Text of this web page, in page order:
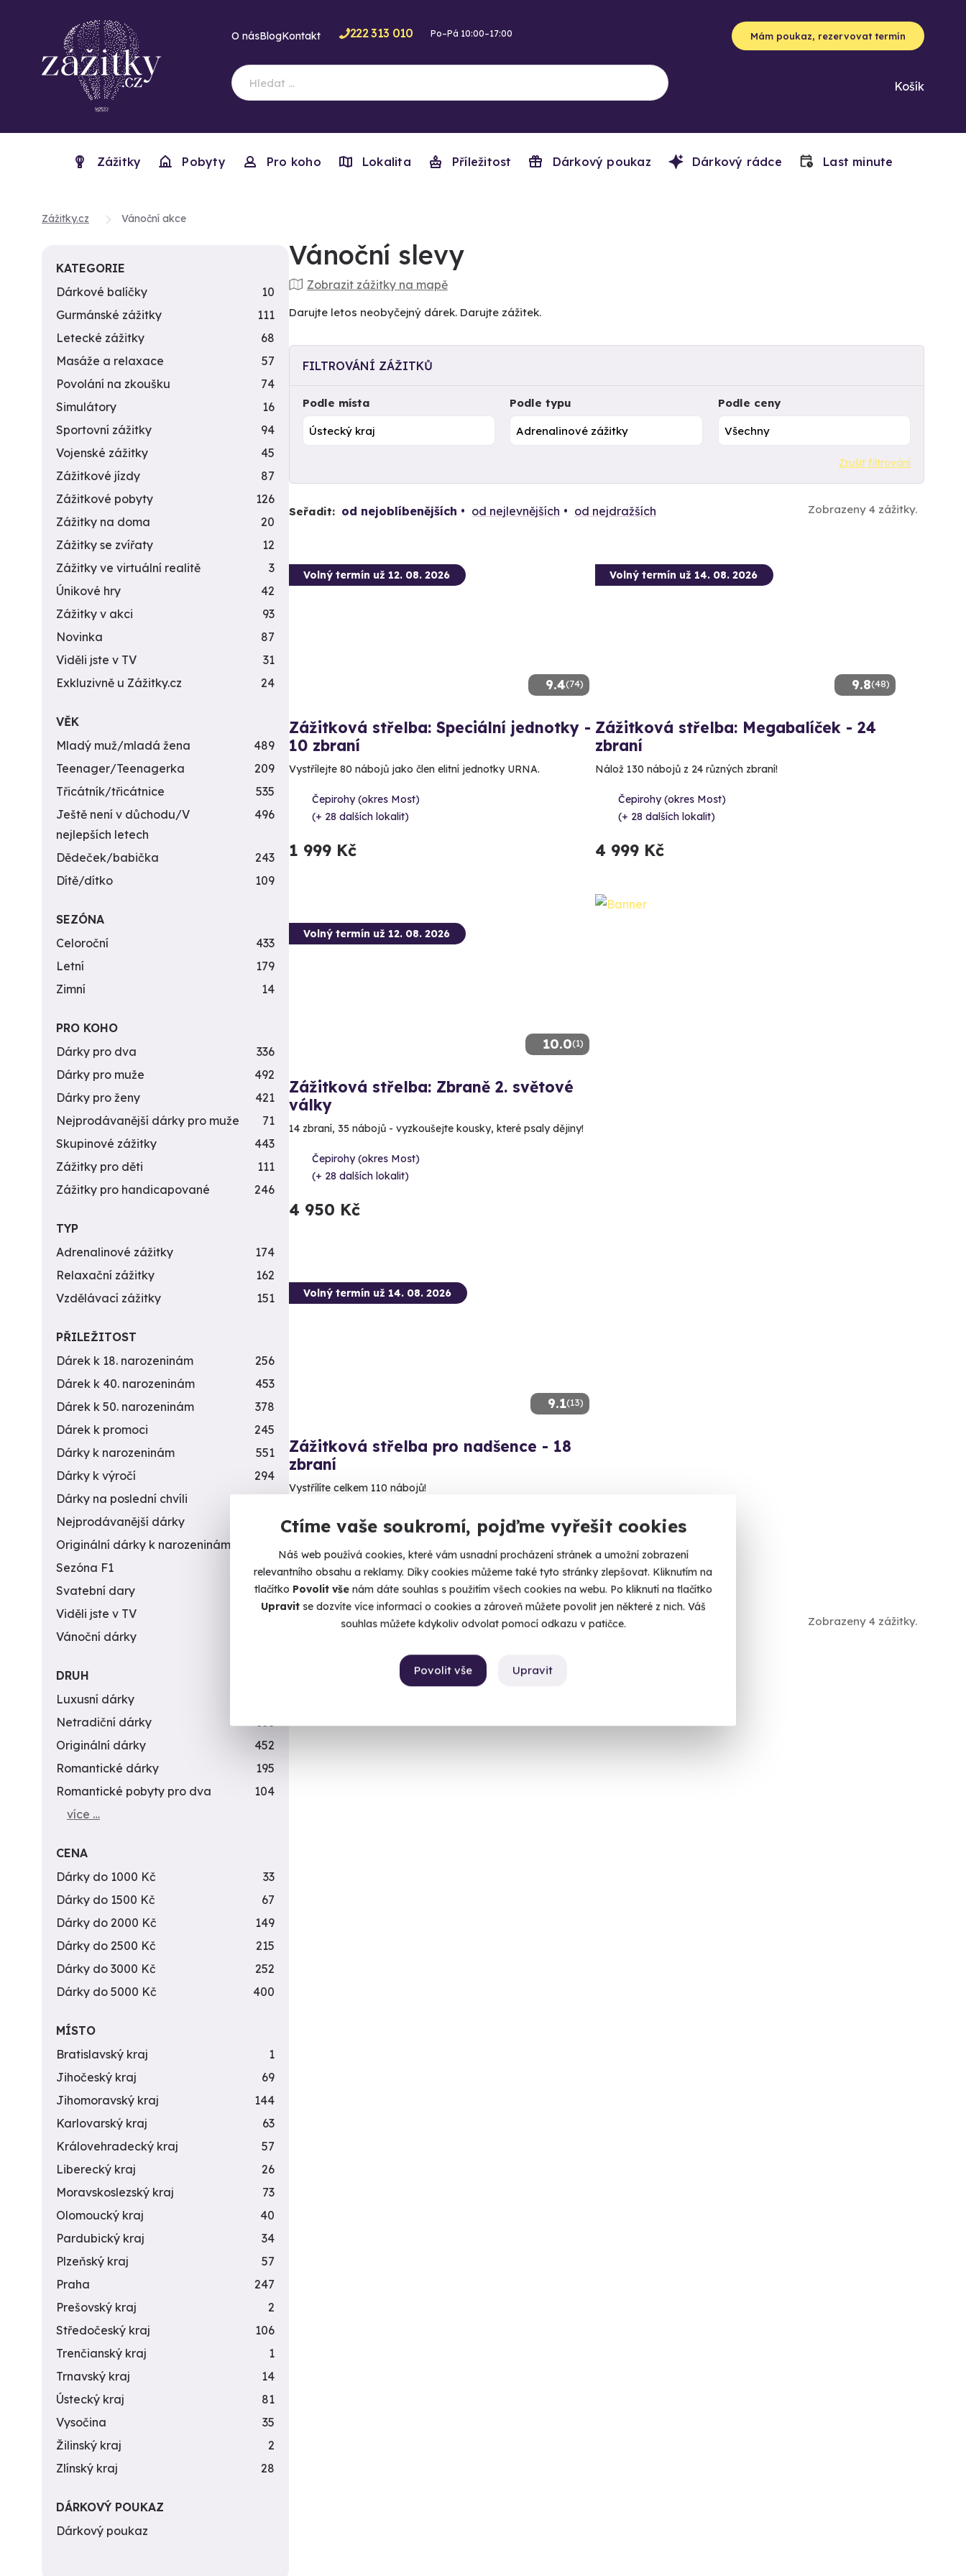
Ctíme vaše soukromí, pojďme vyřešit cookies
Náš web používá cookies, které vám usnadní procházení stránek a umožní zobrazení
relevantního obsahu a reklamy. Díky cookies můžeme také tyto stránky zlepšovat. Kliknutím na
tlačítko Povolit vše nám dáte souhlas s použitím všech cookies na webu. Po kliknutí na tlačítko
Upravitse dozvíte více informací o cookies a zároveň můžete povolit jen některé z nich. Váš
souhlas můžete kdykoliv odvolat pomocí odkazu v patičce.
Upravit
Povolit vše
O násBlogKontakt 222 313 010 Po–Pá 10:00–17:00 Mám poukaz, rezervovat termín
Košík
Zážitky Pobyty Pro koho Lokalita Příležitost Dárkový poukaz Dárkový rádce Last minute
Zážitky.cz Vánoční akce
Vánoční slevy
Zobrazit zážitky na mapě
Darujte letos neobyčejný dárek. Darujte zážitek.
FILTROVÁNÍ ZÁŽITKŮ
Podle místa Podle typu Podle ceny
Zrušit filtrování
Seřadit: od nejoblíbenějších od nejlevnějších od nejdražších Zobrazeny 4 zážitky.
9.4(74)
Volný termín už 12. 08. 2026
Zážitková střelba: Speciální jednotky -
10 zbraní
Vystřílejte 80 nábojů jako člen elitní jednotky URNA.
Čepirohy (okres Most)
(+ 28 dalších lokalit)
1 999 Kč
9.8(48)
Volný termín už 14. 08. 2026
Zážitková střelba: Megabalíček - 24
zbraní
Nálož 130 nábojů z 24 různých zbraní!
Čepirohy (okres Most)
(+ 28 dalších lokalit)
4 999 Kč
10.0(1)
Volný termín už 12. 08. 2026
Zážitková střelba: Zbraně 2. světové
války
14 zbraní, 35 nábojů - vyzkoušejte kousky, které psaly dějiny!
Čepirohy (okres Most)
(+ 28 dalších lokalit)
4 950 Kč
9.1(13)
Volný termín už 14. 08. 2026
Zážitková střelba pro nadšence - 18
zbraní
Vystřílíte celkem 110 nábojů!
Čepirohy (okres Most)
(+ 28 dalších lokalit)
3 999 Kč
Zobrazeny 4 zážitky.
KATEGORIE
Dárkové balíčky
10
Gurmánské zážitky
111
Letecké zážitky
68
Masáže a relaxace
57
Povolání na zkoušku
74
Simulátory
16
Sportovní zážitky
94
Vojenské zážitky
45
Zážitkové jízdy
87
Zážitkové pobyty
126
Zážitky na doma
20
Zážitky se zvířaty
12
Zážitky ve virtuální realitě
3
Únikové hry
42
Zážitky v akci
93
Novinka
87
Viděli jste v TV
31
Exkluzivně u Zážitky.cz
24
VĚK
Mladý muž/mladá žena
489
Teenager/Teenagerka
209
Třicátník/třicátnice
535
Ještě není v důchodu/V
nejlepších letech
496
Dědeček/babička
243
Dítě/dítko
109
SEZÓNA
Celoroční
433
Letní
179
Zimní
14
PRO KOHO
Dárky pro dva
336
Dárky pro muže
492
Dárky pro ženy
421
Nejprodávanější dárky pro muže
71
Skupinové zážitky
443
Zážitky pro děti
111
Zážitky pro handicapované
246
TYP
Adrenalinové zážitky
174
Relaxační zážitky
162
Vzdělávací zážitky
151
PŘILEŽITOST
Dárek k 18. narozeninám
256
Dárek k 40. narozeninám
453
Dárek k 50. narozeninám
378
Dárek k promoci
245
Dárky k narozeninám
551
Dárky k výročí
294
Dárky na poslední chvíli
450
Nejprodávanější dárky
Originální dárky k narozeninám
Sezóna F1
4
Svatební dary
196
Viděli jste v TV
31
Vánoční dárky
DRUH
Luxusní dárky
Netradiční dárky
353
Originální dárky
452
Romantické dárky
195
Romantické pobyty pro dva
104
více …
CENA
Dárky do 1000 Kč
33
Dárky do 1500 Kč
67
Dárky do 2000 Kč
149
Dárky do 2500 Kč
215
Dárky do 3000 Kč
252
Dárky do 5000 Kč
400
MÍSTO
Bratislavský kraj
1
Jihočeský kraj
69
Jihomoravský kraj
144
Karlovarský kraj
63
Královehradecký kraj
57
Liberecký kraj
26
Moravskoslezský kraj
73
Olomoucký kraj
40
Pardubický kraj
34
Plzeňský kraj
57
Praha
247
Prešovský kraj
2
Středočeský kraj
106
Trenčianský kraj
1
Trnavský kraj
14
Ústecký kraj
81
Vysočina
35
Žilinský kraj
2
Zlínský kraj
28
DÁRKOVÝ POUKAZ
Dárkový poukaz